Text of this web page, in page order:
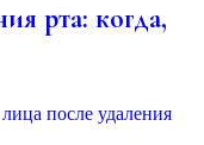
рта: когда,